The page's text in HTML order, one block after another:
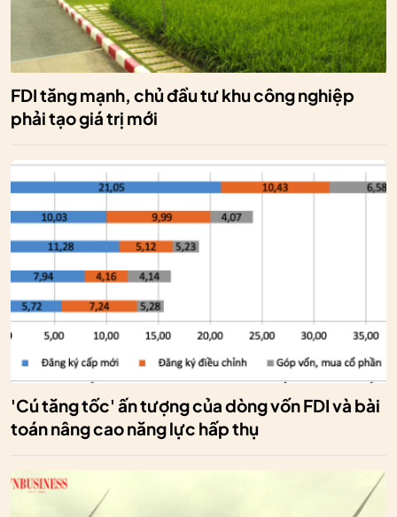
FDI tăng mạnh, chủ đầu tư khu công nghiệp
phải tạo giá trị mới
'Cú tăng tốc' ấn tượng của dòng vốn FDI và bài
toán nâng cao năng lực hấp thụ